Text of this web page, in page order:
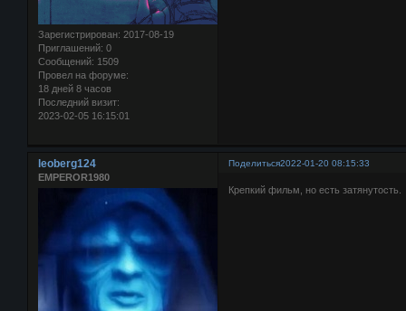
Зарегистрирован: 2017-08-19
Приглашений: 0
Сообщений: 1509
Провел на форуме:
18 дней 8 часов
Последний визит:
2023-02-05 16:15:01
Поделиться2022-01-20 08:15:33
leoberg124
EMPEROR1980
Крепкий фильм, но есть затянутость.